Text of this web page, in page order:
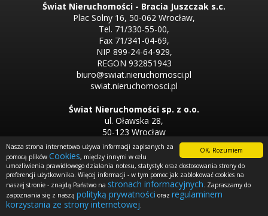
OK, Rozumiem
Nasza strona internetowa używa informacji zapisanych za
pomocą plików Cookies, między innymi w celu
umożliwienia prawidłowego działania notesu, statystyk oraz dostosowania strony do
preferencji użytkownika. Więcej informacji - w tym pomoc jak zablokować cookies na
naszej stronie - znajdą Państwo na stronach informacyjnych. Zapraszamy do
zapoznania się z naszą polityką prywatności oraz regulaminem
korzystania ze strony internetowej.
Świat Nieruchomości - Bracia Juszczak s.c.
Plac Solny 16, 50-062 Wrocław,
Tel. 71/330-55-00,
Fax 71/341-04-69,
NIP 899-24-64-929,
REGON 932851943
biuro@swiat.nieruchomosci.pl
swiat.nieruchomosci.pl
Świat Nieruchomości sp. z o.o.
ul. Oławska 28,
50-123 Wrocław
Tel. 71/330-50-50,
Tel. 71/330-33-00
Firma partnerska
,,Nieruchomości - Mirosław Juszczak''